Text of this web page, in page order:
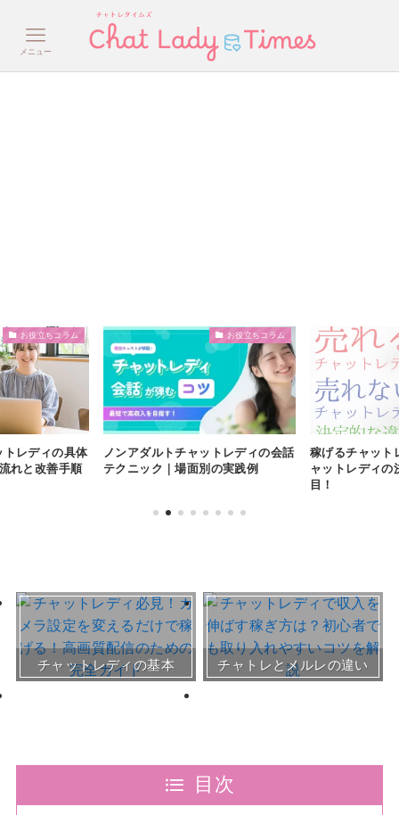
メニュー
お役立ちコラム
トレディの具体
れと改善手順
お役立ちコラム
ノンアダルトチャットレディの会話
テクニック｜場面別の実践例
稼げるチャット
ャットレディの
目！
チャットレディの基本 チャトレとメルレの違い
おすすめチャトレ事務所＆
サイト
30～50代向けサイト
目次